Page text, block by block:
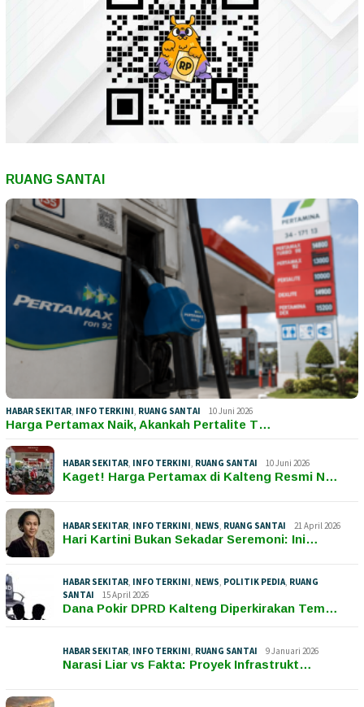
RUANG SANTAI
HABAR SEKITAR, INFO TERKINI, RUANG SANTAI 10 Juni 2026
Harga Pertamax Naik, Akankah Pertalite T…
HABAR SEKITAR, INFO TERKINI, RUANG SANTAI 10 Juni 2026
Kaget! Harga Pertamax di Kalteng Resmi N…
HABAR SEKITAR, INFO TERKINI, NEWS, RUANG SANTAI 21 April 2026
Hari Kartini Bukan Sekadar Seremoni: Ini…
HABAR SEKITAR, INFO TERKINI, NEWS, POLITIK PEDIA, RUANG
SANTAI
15 April 2026
Dana Pokir DPRD Kalteng Diperkirakan Tem…
HABAR SEKITAR, INFO TERKINI, RUANG SANTAI 9 Januari 2026
Narasi Liar vs Fakta: Proyek Infrastrukt…